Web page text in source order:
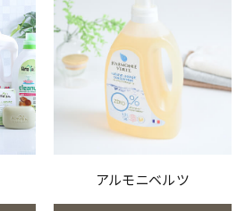
アルモニベルツ